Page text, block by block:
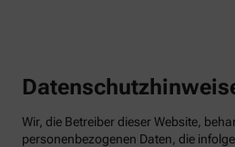
Wir, die Betreiber dieser Website,
personenbezogenen Daten, die